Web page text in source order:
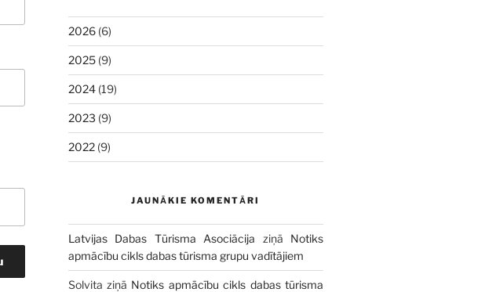
2026(6)
2025(9)
2024(19)
2023 (9)
2022(9)
JAUNĀKIE KOMENTĀRI
Latvijas Dabas Tūrisma Asociācija ziņā Notiks
apmācību cikls dabas tūrisma grupu vadītājiem
Solvita ziņā Notiks apmācību cikls dabas tūrisma